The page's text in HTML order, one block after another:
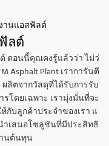
านแอสฟัลต์
ลต์
ตอนนี้คุณคงรู้แล้วว่า ไม่ว่
Asphalt Plant เราการันตี
ลิตจากวัสดุที่ได้รับการรับ
โดยเฉพาะ เรามุ่งมั่นที่จะ
บลูกค้าประจำของเรา แ
ำเสนอโซลูชันที่มีประสิทธิ
นต้นทุน